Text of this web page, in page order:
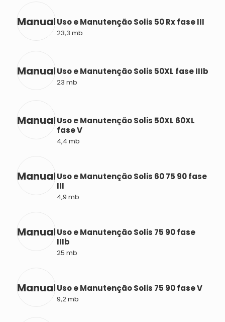
ManualUso e Manutenção Solis 50 Rx fase III
23,3 mb
ManualUso e Manutenção Solis 50XL fase IIIb
23 mb
ManualUso e Manutenção Solis 50XL 60XL
fase V
4,4 mb
ManualUso e Manutenção Solis 60 75 90 fase
III
4,9 mb
ManualUso e Manutenção Solis 75 90 fase
IIIb
25 mb
ManualUso e Manutenção Solis 75 90 fase V
9,2 mb